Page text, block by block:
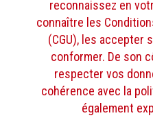
reconnaissez en
connaître les
(CGU), les accepter
conformer. De son
respecter vos
cohérence avec la
également